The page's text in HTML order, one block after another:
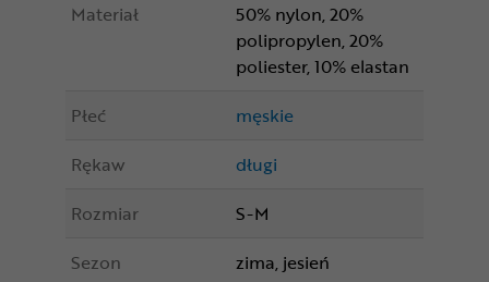
Materiał
50% nylon, 20%
polipropylen, 20%
poliester, 10% elastan
Płeć
męskie
Rękaw
długi
Rozmiar
S-M
Sezon
zima, jesień